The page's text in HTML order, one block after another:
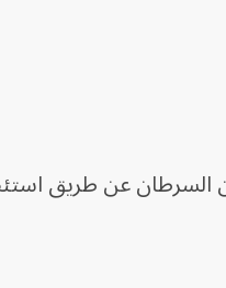
السرطان عن طريق